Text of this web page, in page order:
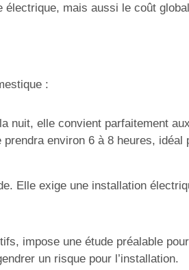
mais aussi le coût
:
nuit, elle convient parfaitement
environ 6 à 8 heures, idéal
Elle exige une installation
impose une étude préalable
un risque pour l’installation.